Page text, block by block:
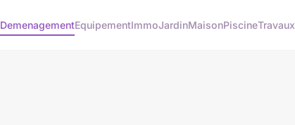
DemenagementEquipementImmoJardinMaisonPiscineTravaux